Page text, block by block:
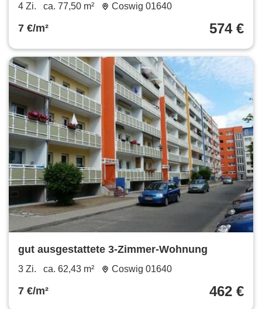
4 Zi. ca. 77,50 m² Coswig 01640
7 €/m² 574 €
gut ausgestattete 3-Zimmer-Wohnung
3 Zi. ca. 62,43 m² Coswig 01640
7 €/m² 462 €